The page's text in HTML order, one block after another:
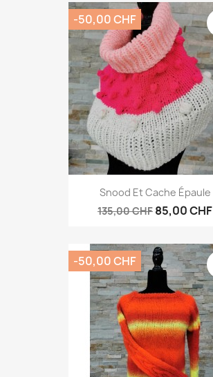
Snood Et Cache Épaule
135,00 CHF 85,00 CHF
-50,00 CHF
-50,00 CHF